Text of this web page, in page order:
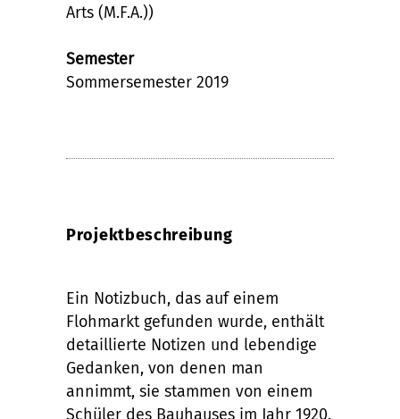
Arts (M.F.A.))
Semester
Sommersemester 2019
Projektbeschreibung
Ein Notizbuch, das auf einem
Flohmarkt gefunden wurde, enthält
detaillierte Notizen und lebendige
Gedanken, von denen man
annimmt, sie stammen von einem
Schüler des Bauhauses im Jahr 1920.